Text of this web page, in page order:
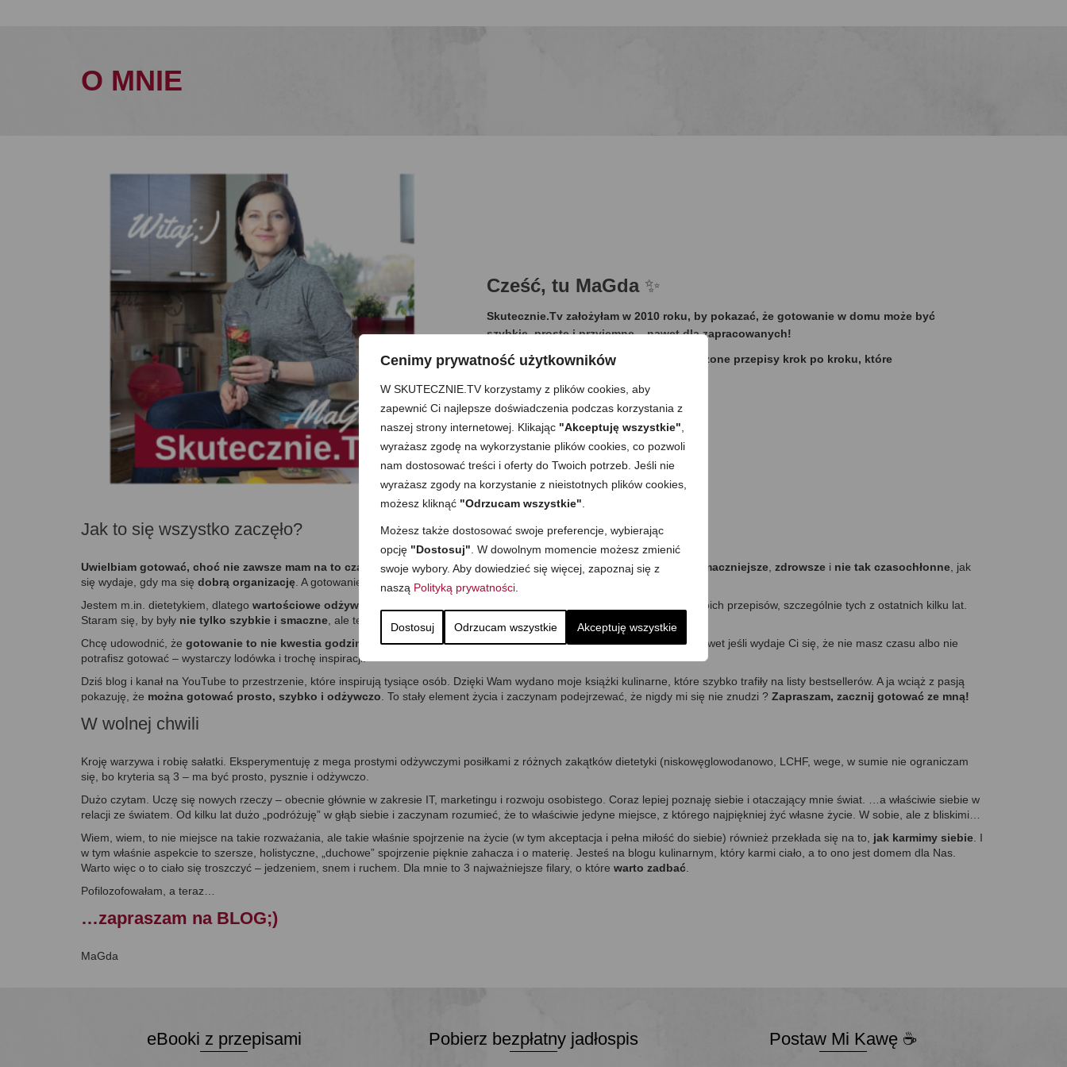
Cenimy prywatność użytkowników
W SKUTECZNIE.TV korzystamy z plików cookies, aby
zapewnić Ci najlepsze doświadczenia podczas korzystania z
naszej strony internetowej. Klikając "Akceptuję wszystkie"
wyrażasz zgodę na wykorzystanie plików cookies, co pozwoli
nam dostosować treści i oferty do Twoich potrzeb. Jeśli nie
wyrażasz zgody na korzystanie z nieistotnych plików cookies,
możesz kliknąć "Odrzucam wszystkie"
Możesz także dostosować swoje preferencje, wybierając
opcję "Dostosuj" . W dowolnym momencie możesz zmienić
swoje wybory. Aby dowiedzieć się więcej, zapoznaj się z
naszą Polityką prywatności
Dostosuj Odrzucam wszystkie Akceptuję wszystkie
O MNIE
Cześć, tu MaGda ✨
Skutecznie.Tv założyłam w 2010 roku, by pokazać, że gotowanie w domu może być
szybkie, proste i przyjemne – nawet dla zapracowanych!
Na moim video blogu znajdziesz sprawdzone przepisy krok po kroku, które
Jak to się wszystko zaczęło?
Uwielbiam gotować, choć nie zawsze mam na to czas . Jednak zamawiane jedzenie mnie nie przekonuje – wolę swoje: smaczniejsze zdrowsze i nie tak czasochłonne , jak
się wydaje, gdy ma się dobrą organizację . A gotowanie odpręża mnie jak nic innego.
Jestem m.in. dietetykiem, dlatego wartościowe odżywianie jest dla mnie ważne
. Ta wiedza przekłada się na większość moich przepisów, szczególnie tych z ostatnich kilku lat.
Staram się, by były nie tylko szybkie i smaczne , ale też
Chcę udowodnić, że gotowanie to nie kwestia godzin w kuchni, a odrobinyorganizacjii kilkusprawdzonych trików . Nawet jeśli wydaje Ci się, że nie masz czasu albo nie
potrafisz gotować – wystarczy lodówka i trochę inspiracji.
Dziś blog i kanał na YouTube to przestrzenie, które inspirują tysiące osób. Dzięki Wam wydano moje książki kulinarne, które szybko trafiły na listy bestsellerów. A ja wciąż z pasją
pokazuję, że można gotować prosto, szybko i odżywczo . To stały element życia i zaczynam podejrzewać, że nigdy mi się nie znudzi ? Zapraszam, zacznij gotować ze mną!
W wolnej chwili
Kroję warzywa i robię sałatki. Eksperymentuję z mega prostymi odżywczymi posiłkami z różnych zakątków dietetyki (niskowęglowodanowo, LCHF, wege, w sumie nie ograniczam
się, bo kryteria są 3 – ma być prosto, pysznie i odżywczo.
Dużo czytam. Uczę się nowych rzeczy – obecnie głównie w zakresie IT, marketingu i rozwoju osobistego. Coraz lepiej poznaję siebie i otaczający mnie świat. …a właściwie siebie w
relacji ze światem. Od kilku lat dużo „podróżuję” w głąb siebie i zaczynam rozumieć, że to właściwie jedyne miejsce, z którego najpiękniej żyć własne życie. W sobie, ale z bliskimi…
Wiem, wiem, to nie miejsce na takie rozważania, ale takie właśnie spojrzenie na życie (w tym akceptacja i pełna miłość do siebie) również przekłada się na to, jak karmimy siebie . I
w tym właśnie aspekcie to szersze, holistyczne, „duchowe” spojrzenie pięknie zahacza i o materię. Jesteś na blogu kulinarnym, który karmi ciało, a to ono jest domem dla Nas.
Warto więc o to ciało się troszczyć – jedzeniem, snem i ruchem. Dla mnie to 3 najważniejsze filary, o które warto zadbać
Pofilozofowałam, a teraz…
…zapraszam na BLOG;)
MaGda
eBooki z przepisami Pobierz bezpłatny jadłospis Postaw Mi Kawę ☕